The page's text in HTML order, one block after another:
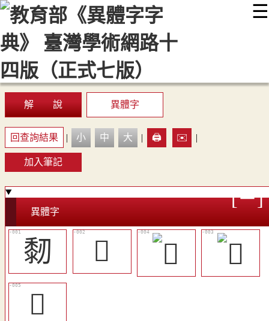
☰
::: 最新消息 常見問題 編輯說明
顯示模式
網站導覽
解 說 異體字
回查詢結果 | 小 中 大 | 🖨️ ✉️ |
加入筆記
異體字
䵑
󶾚
𪐌